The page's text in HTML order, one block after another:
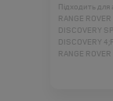
Підходить для
RANGE ROVER
DISCOVERY
DISCOVERY 4;
RANGE